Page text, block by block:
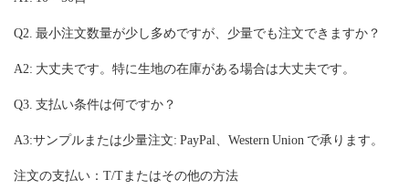
Q2. 最小注文数量が少し多めですが、少量でも注文できますか？
A2: 大丈夫です。特に生地の在庫がある場合は大丈夫です。
Q3. 支払い条件は何ですか？
A3:サンプルまたは少量注文: PayPal、Western Union で承ります。
注文の支払い：T/Tまたはその他の方法